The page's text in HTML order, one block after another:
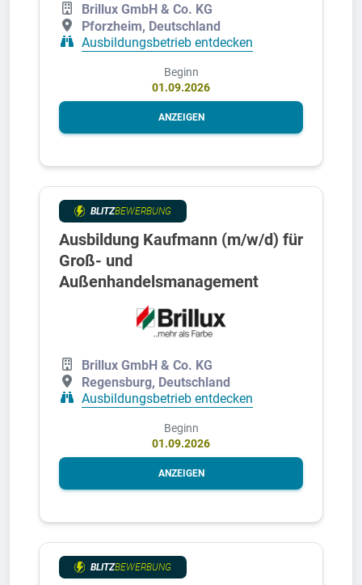
Brillux GmbH & Co. KG
Pforzheim, Deutschland
Ausbildungsbetrieb entdecken
Beginn
01.09.2026
ANZEIGEN
BLITZBEWERBUNG
Ausbildung Kaufmann (m/w/d) für
Groß- und
Außenhandelsmanagement
Brillux GmbH & Co. KG
Regensburg, Deutschland
Ausbildungsbetrieb entdecken
Beginn
01.09.2026
ANZEIGEN
BLITZBEWERBUNG